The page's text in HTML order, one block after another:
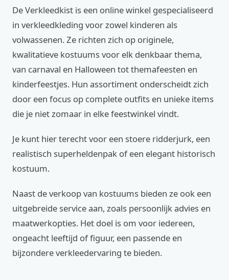
De Verkleedkist is een online winkel gespecialiseerd
in verkleedkleding voor zowel kinderen als
volwassenen. Ze richten zich op originele,
kwalitatieve kostuums voor elk denkbaar thema,
van carnaval en Halloween tot themafeesten en
kinderfeestjes. Hun assortiment onderscheidt zich
door een focus op complete outfits en unieke items
die je niet zomaar in elke feestwinkel vindt.
Je kunt hier terecht voor een stoere ridderjurk, een
realistisch superheldenpak of een elegant historisch
kostuum.
Naast de verkoop van kostuums bieden ze ook een
uitgebreide service aan, zoals persoonlijk advies en
maatwerkopties. Het doel is om voor iedereen,
ongeacht leeftijd of figuur, een passende en
bijzondere verkleedervaring te bieden.